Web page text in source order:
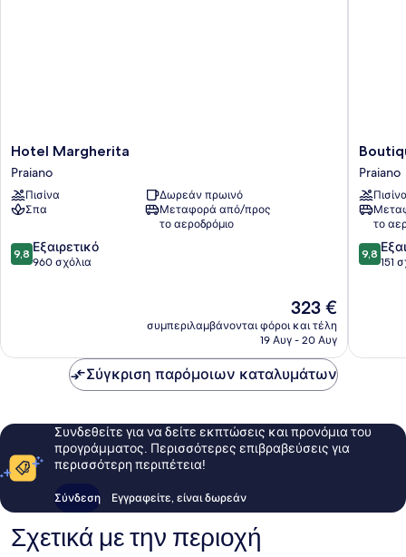
Hotel
Margherita
Praiano
Hotel Margherita
Praiano
Πισίνα
Δωρεάν πρωινό
Σπα
Μεταφορά από/προς
το αεροδρόμιο
9.8
στα
9,8 Εξαιρετικό
960 σχόλια
Η
τιμή
είναι
323 €
συμπεριλαμβάνονται φόροι και τέλη
19 Αυγ - 20 Αυγ
Hotel
Villa
Gianlica
Praiano
Praiano
το
9.8
στα
9,8
151
Σύγκριση παρόμοιων καταλυμάτων
Συνδεθείτε για να δείτε εκπτώσεις και προνόμια του
προγράμματος. Περισσότερες επιβραβεύσεις για
περισσότερη περιπέτεια!
Σύνδεση Εγγραφείτε, είναι δωρεάν
Σχετικά με την περιοχή